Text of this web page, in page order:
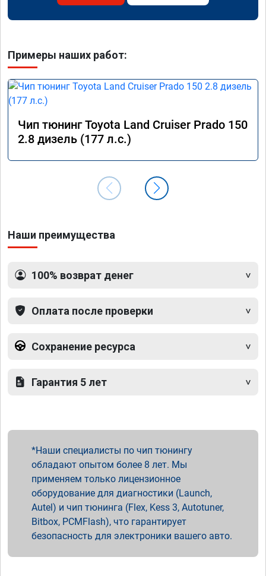
Примеры наших работ:
Чип тюнинг Toyota Land Cruiser Prado 150
2.8 дизель (177 л.с.)
Наши преимущества
100% возврат денег
Оплата после проверки
Сохранение ресурса
Гарантия 5 лет
Наши специалисты по чип тюнингу
обладают опытом более 8 лет. Мы
применяем только лицензионное
оборудование для диагностики (Launch,
Autel) и чип тюнинга (Flex, Kess 3, Autotuner,
Bitbox, PCMFlash), что гарантирует
безопасность для электроники вашего авто.